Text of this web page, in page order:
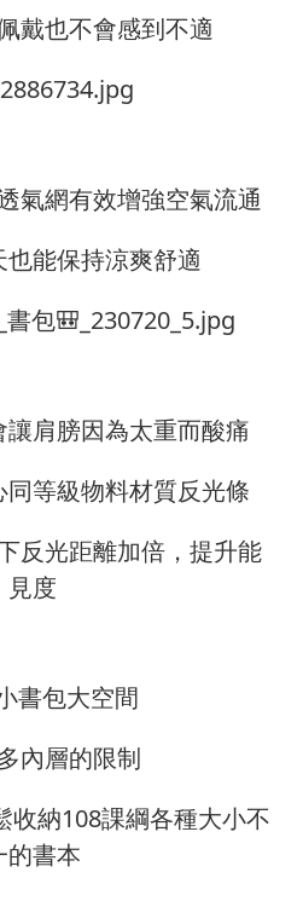
戴也不會感到不適
氣網有效增強空氣流通
能保持涼爽舒適
肩膀因為太重而酸痛
等級物料材質反光條
反光距離加倍，提升能
見度
書包大空間
內層的限制
收納108課綱各種大小不
的書本